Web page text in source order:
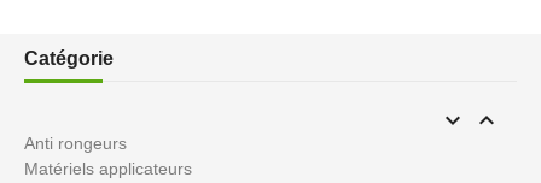
Catégorie
 
Anti rongeurs
Matériels applicateurs